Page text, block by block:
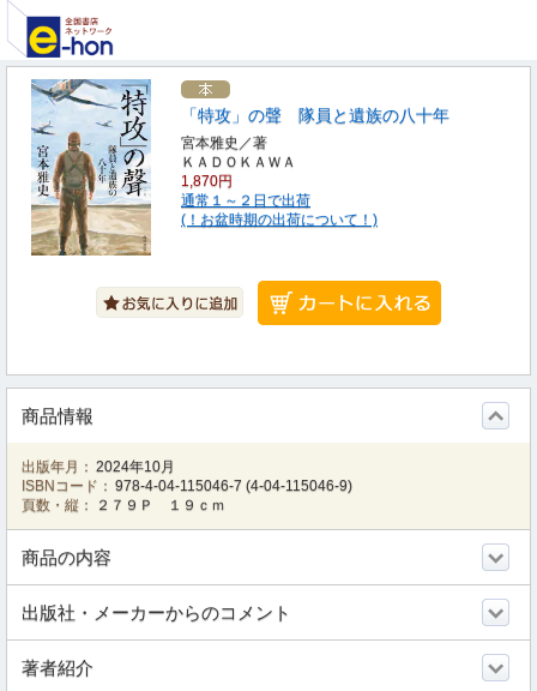
「特攻」の聲 隊員と遺族の八十年
宮本雅史／著
ＫＡＤＯＫＡＷＡ
1,870円
通常１～２日で出荷
(！お盆時期の出荷について！)
商品情報
出版年月： 2024年10月
ISBNコード： 978-4-04-115046-7 (4-04-115046-9)
頁数・縦：
２７９Ｐ １９ｃｍ
商品の内容
出版社・メーカーからのコメント
著者紹介